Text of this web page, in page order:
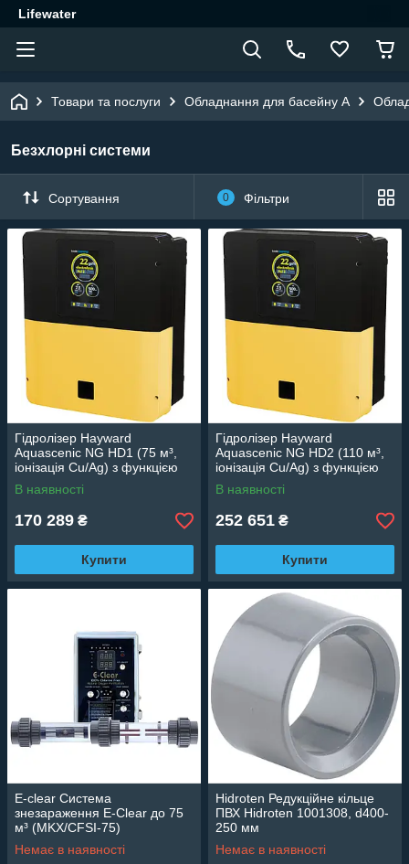
Lifewater
Товари та послуги Обладнання для басейну A
Безхлорні системи
Сортування 0 Фільтри
Гідролізер Hayward
Aquascenic NG HD1 (75 м³,
іонізація Cu/Ag) з функцією
управління басейном
В наявності
170 289 ₴
Купити
Гідролізер Hayward
Aquascenic NG HD2 (110 м³,
іонізація Cu/Ag) з функцією
управління басейном
В наявності
252 651 ₴
Купити
E-clear Система
знезараження E-Clear до 75
м³ (MKX/CFSI-75)
Немає в наявності
Hidroten Редукційне кільце
ПВХ Hidroten 1001308, d400-
250 мм
Немає в наявності